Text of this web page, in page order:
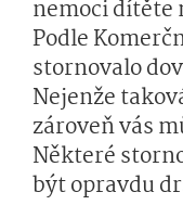
nemoci dítěte
Podle
stornovalo
Nejenže
zároveň vás
Některé
být opravdu